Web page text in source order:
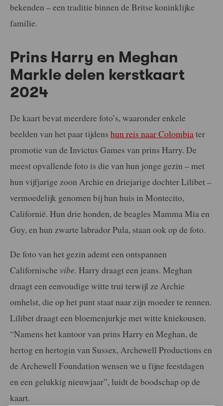
bekenden – een traditie binnen de Britse koninklijke
familie.
Prins Harry en Meghan
Markle delen kerstkaart
2024
De kaart bevat meerdere foto’s, waaronder enkele
beelden van het paar tijdens hun reis naar Colombia ter
promotie van de Invictus Games van prins Harry. De
meest opvallende foto is die van hun jonge gezin – met
hun vijfjarige zoon Archie en driejarige dochter Lilibet –
vermoedelijk genomen bij hun huis in Montecito,
Californië. Hun drie honden, de beagles Mamma Mia en
Guy, en hun zwarte labrador Pula, staan ook op de foto.
De foto van het gezin ademt een ontspannen
Californische vibe. Harry draagt een jeans. Meghan
draagt een eenvoudige witte trui terwijl ze Archie
omhelst, die op het punt staat naar zijn moeder te rennen.
Lilibet draagt een bloemenjurkje met witte kniekousen.
“Namens het kantoor van prins Harry en Meghan, de
hertog en hertogin van Sussex, Archewell Productions en
de Archewell Foundation wensen we u fijne feestdagen
en een gelukkig nieuwjaar”, luidt de boodschap op de
kaart.